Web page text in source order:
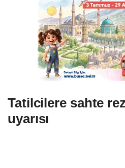
Tatilcilere sahte
uyarısı